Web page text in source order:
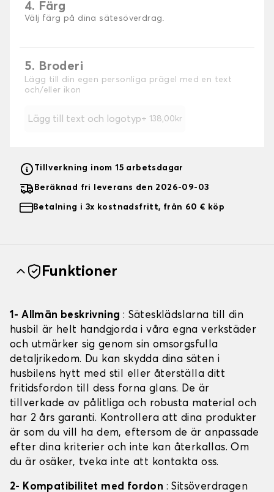
4. Färg
Välj färg på dina sätesöverdrag.
5. Broderi
Lägg till din egen personliga prägel med en text
och/eller ikon
Lägg till text och logotyp + 138,00kr
Tillverkning inom 15 arbetsdagar
Beräknad fri leverans den 2026-09-03
Betalning i 3x kostnadsfritt, från 60 € köp
Funktioner
1- Allmän beskrivning : Sätesklädslarna till din
husbil är helt handgjorda i våra egna verkstäder
och utmärker sig genom sin omsorgsfulla
detaljrikedom. Du kan skydda dina säten i
husbilens hytt med stil eller återställa ditt
fritidsfordon till dess forna glans. De är
tillverkade av pålitliga och robusta material och
har 2 års garanti. Kontrollera att dina produkter
är som du vill ha dem, eftersom de är anpassade
efter dina kriterier och inte kan återkallas. Om
du är osäker, tveka inte att kontakta oss.
2- Kompatibilitet med fordon : Sitsöverdragen